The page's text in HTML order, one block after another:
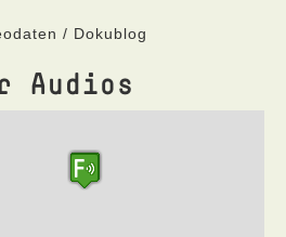
/ Dokublog
Audios